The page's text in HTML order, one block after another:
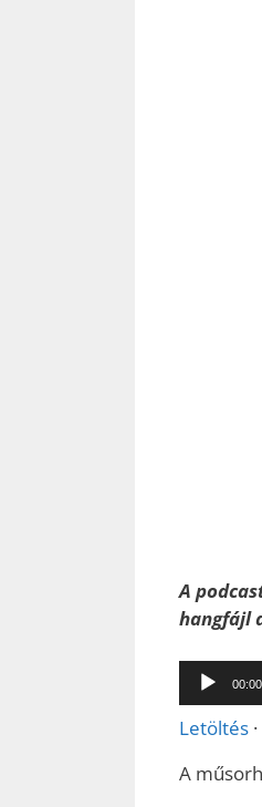
A
hangfájl
Audió
lejátszó
00:00
Letöltés ·
A